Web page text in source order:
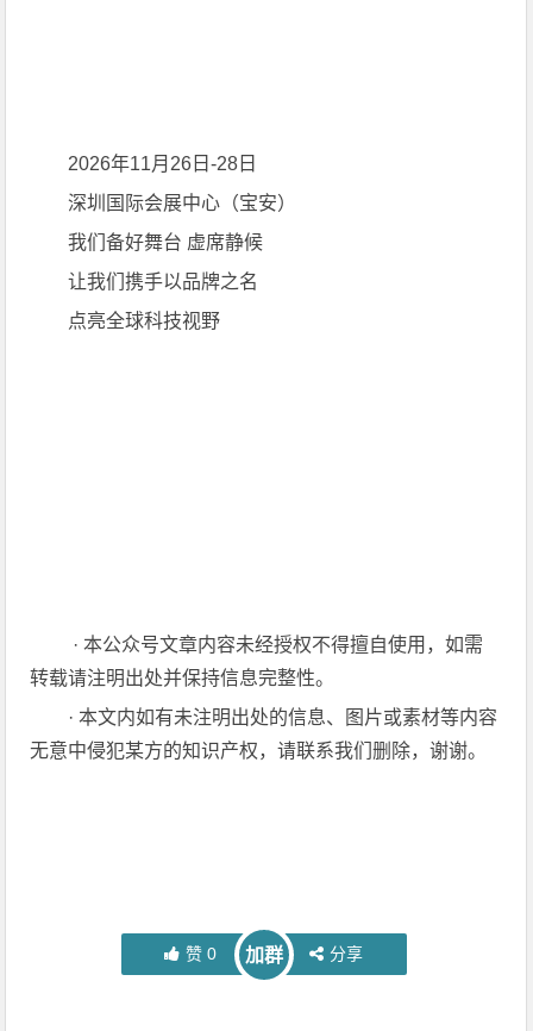
2026年11月26日-28日
深圳国际会展中心（宝安）
我们备好舞台 虚席静候
让我们携手以品牌之名
点亮全球科技视野
· 本公众号文章内容未经授权不得擅自使用，如需
转载请注明出处并保持信息完整性。
· 本文内如有未注明出处的信息、图片或素材等内容
无意中侵犯某方的知识产权，请联系我们删除，谢谢。
赞 0 加群 分享